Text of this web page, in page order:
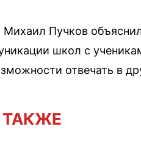
Пучков
школ с
отвечать в
ТАКЖЕ